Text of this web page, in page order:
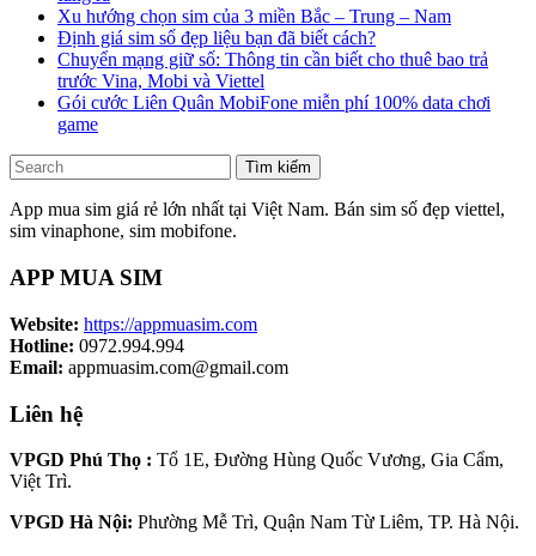
Xu hướng chọn sim của 3 miền Bắc – Trung – Nam
Định giá sim số đẹp liệu bạn đã biết cách?
Chuyển mạng giữ số: Thông tin cần biết cho thuê bao trả
trước Vina, Mobi và Viettel
Gói cước Liên Quân MobiFone miễn phí 100% data chơi
game
Tìm kiếm
App mua sim giá rẻ lớn nhất tại Việt Nam. Bán sim số đẹp viettel,
sim vinaphone, sim mobifone.
APP MUA SIM
Website: https://appmuasim.com
Hotline: 0972.994.994
Email: appmuasim.com@gmail.com
Liên hệ
VPGD Phú Thọ : Tổ 1E, Đường Hùng Quốc Vương, Gia Cẩm,
Việt Trì.
VPGD Hà Nội: Phường Mễ Trì, Quận Nam Từ Liêm, TP. Hà Nội.